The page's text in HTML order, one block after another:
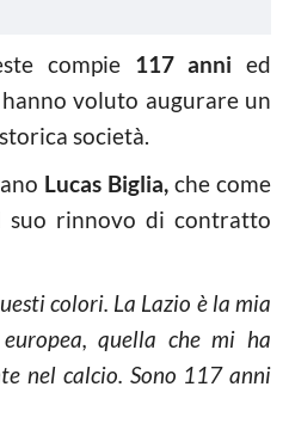
compie 117 anni ed
voluto augurare un
società.
Lucas Biglia,che come
suo rinnovo di contratto
colori. La Lazio è la mia
quella che mi ha
nel calcio. Sono 117 anni